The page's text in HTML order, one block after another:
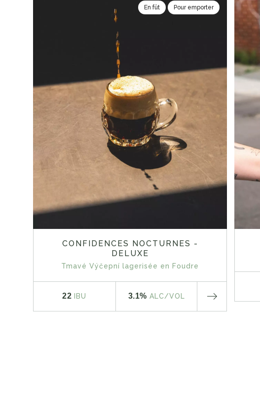
En fût Pour emporter
CONFIDENCES NOCTURNES -
DELUXE
Tmavé Výčepní lagerisée en Foudre
22 IBU 3.1% ALC/VOL